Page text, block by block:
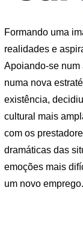
Formando uma
realidades e
Apoiando-se num
numa nova
existência,
cultural mais
com os
dramáticas das
emoções mais
um novo emprego.